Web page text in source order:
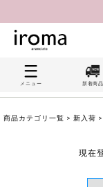
メニュー 新着商品
商品カテゴリ一覧 > 新入荷 >
現在